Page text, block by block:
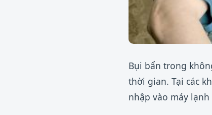
Bụi bẩn trong
thời gian. Tại các
nhập vào máy